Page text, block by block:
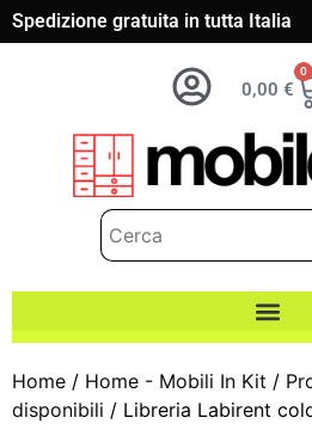
Spedizione gratuita in tutta Italia
0,00 €
0
Home / Home - Mobili In Kit /
disponibili / Libreria Labirent